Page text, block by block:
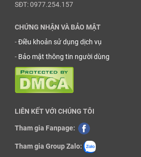
SĐT: 0977.254.157
CHỨNG NHẬN VÀ BẢO MẬT
-Điều khoản sử dụng dịch vụ
- Bảo mật thông tin người dùng
LIÊN KẾT VỚI CHÚNG TÔI
Tham gia Fanpage:
Tham gia Group Zalo: